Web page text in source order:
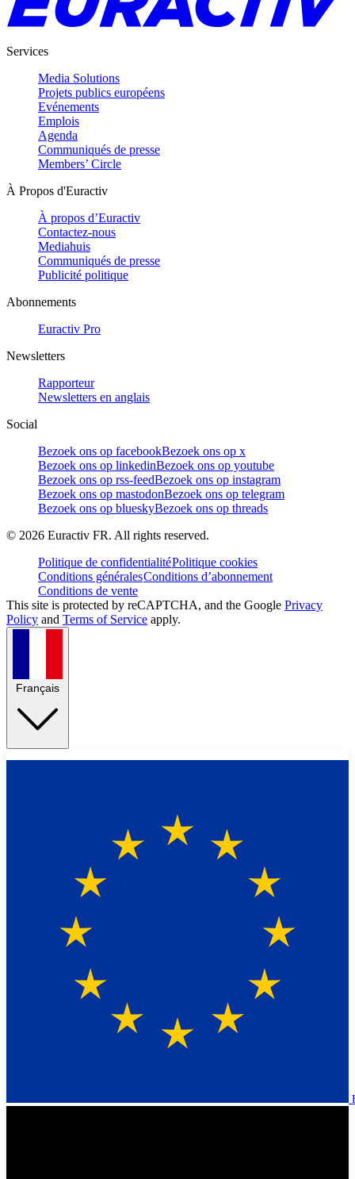
Services
Media Solutions
Projets publics européens
Evénements
Emplois
Agenda
Communiqués de presse
Members’ Circle
À Propos d'Euractiv
À propos d’Euractiv
Contactez-nous
Mediahuis
Communiqués de presse
Publicité politique
Abonnements
Euractiv Pro
Newsletters
Rapporteur
Newsletters en anglais
Social
Bezoek ons op facebookBezoek ons op x
Bezoek ons op linkedinBezoek ons op youtube
Bezoek ons op rss-feedBezoek ons op instagram
Bezoek ons op mastodonBezoek ons op telegram
Bezoek ons op blueskyBezoek ons op threads
© 2026 Euractiv FR. All rights reserved.
Politique de confidentialitéPolitique cookies
Conditions généralesConditions d’abonnement
Conditions de vente
This site is protected by reCAPTCHA, and the Google Privacy
Policy and Terms of Service apply.
Français